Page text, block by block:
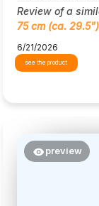
Review of a
75 cm (ca. 29.5")
6/21/2026
see the product
preview